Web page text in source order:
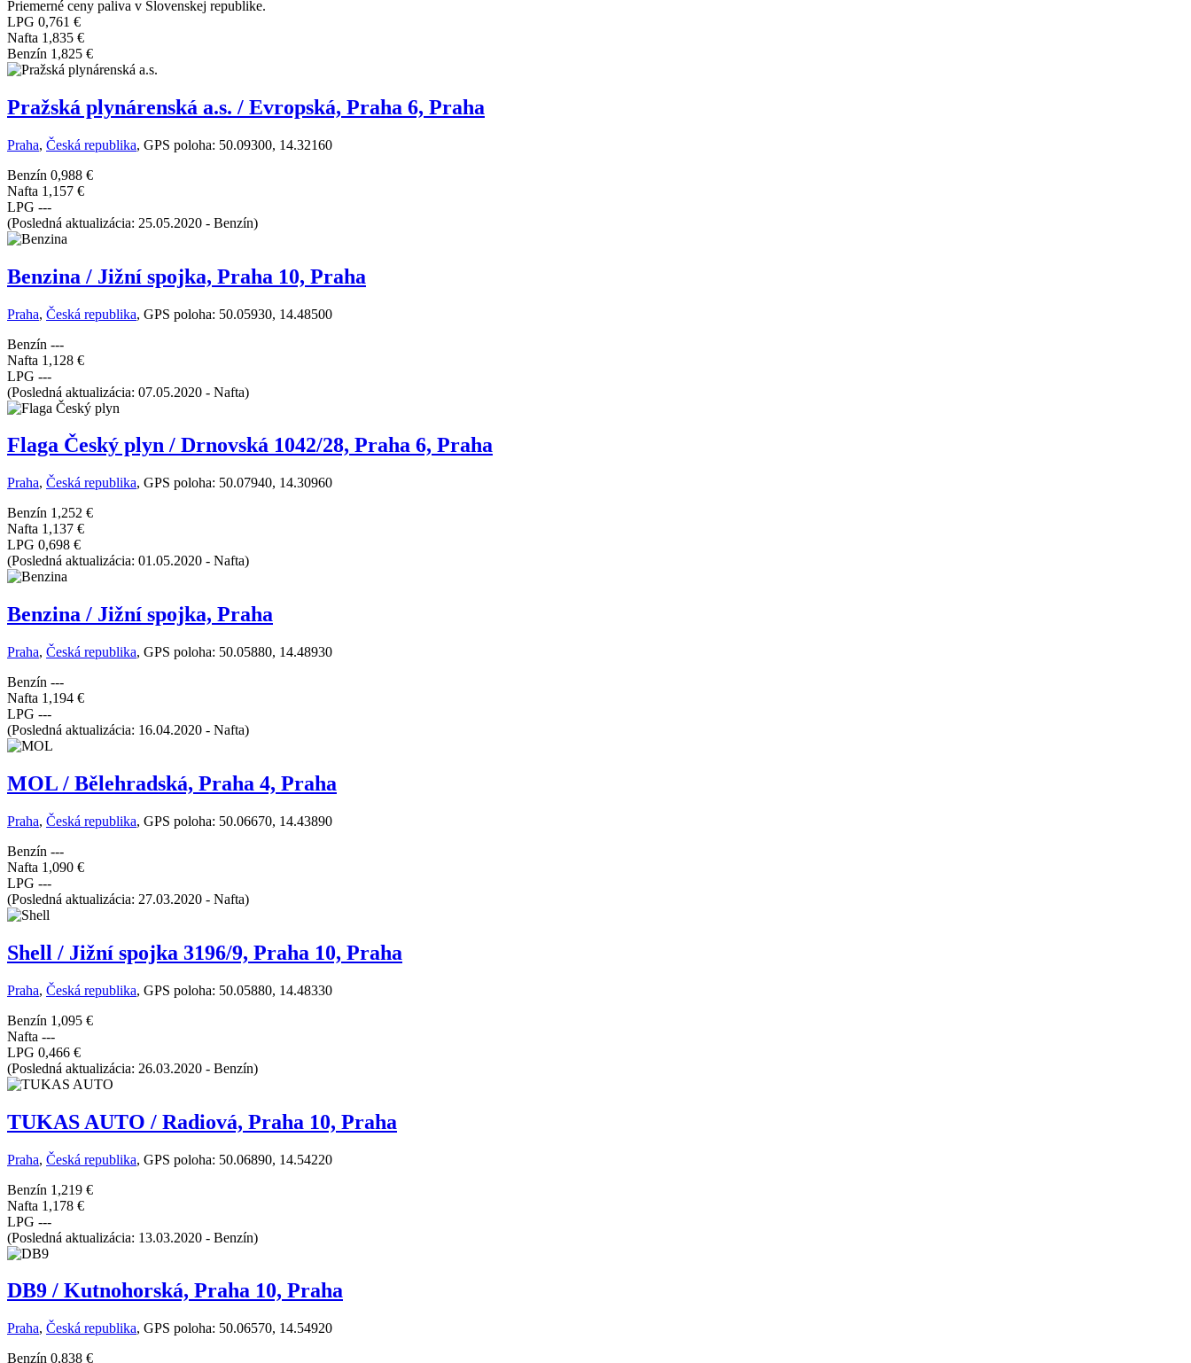
Priemerné ceny paliva v Slovenskej republike.
LPG 0,761 €
Nafta 1,835 €
Benzín 1,825 €
Pražská plynárenská a.s. / Evropská, Praha 6, Praha
Praha, Česká republika, GPS poloha: 50.09300, 14.32160
Benzín 0,988 €
Nafta 1,157 €
LPG ---
(Posledná aktualizácia: 25.05.2020 - Benzín)
Benzina / Jižní spojka, Praha 10, Praha
Praha, Česká republika, GPS poloha: 50.05930, 14.48500
Benzín ---
Nafta 1,128 €
LPG ---
(Posledná aktualizácia: 07.05.2020 - Nafta)
Flaga Český plyn / Drnovská 1042/28, Praha 6, Praha
Praha, Česká republika, GPS poloha: 50.07940, 14.30960
Benzín 1,252 €
Nafta 1,137 €
LPG 0,698 €
(Posledná aktualizácia: 01.05.2020 - Nafta)
Benzina / Jižní spojka, Praha
Praha, Česká republika, GPS poloha: 50.05880, 14.48930
Benzín ---
Nafta 1,194 €
LPG ---
(Posledná aktualizácia: 16.04.2020 - Nafta)
MOL / Bělehradská, Praha 4, Praha
Praha, Česká republika, GPS poloha: 50.06670, 14.43890
Benzín ---
Nafta 1,090 €
LPG ---
(Posledná aktualizácia: 27.03.2020 - Nafta)
Shell / Jižní spojka 3196/9, Praha 10, Praha
Praha, Česká republika, GPS poloha: 50.05880, 14.48330
Benzín 1,095 €
Nafta ---
LPG 0,466 €
(Posledná aktualizácia: 26.03.2020 - Benzín)
TUKAS AUTO / Radiová, Praha 10, Praha
Praha, Česká republika, GPS poloha: 50.06890, 14.54220
Benzín 1,219 €
Nafta 1,178 €
LPG ---
(Posledná aktualizácia: 13.03.2020 - Benzín)
DB9 / Kutnohorská, Praha 10, Praha
Praha, Česká republika, GPS poloha: 50.06570, 14.54920
Benzín 0,838 €